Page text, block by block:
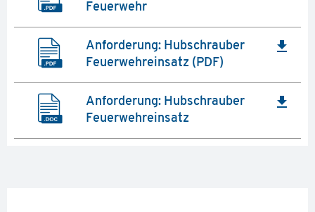
Feuerwehr
Anforderung: Hubschrauber
Feuerwehreinsatz (PDF)
file_download
Anforderung: Hubschrauber
Feuerwehreinsatz
file_download